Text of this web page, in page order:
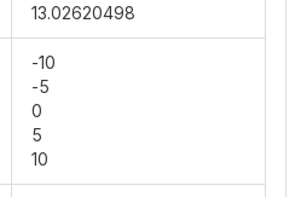
13.02620498
-10
-5
0
5
10